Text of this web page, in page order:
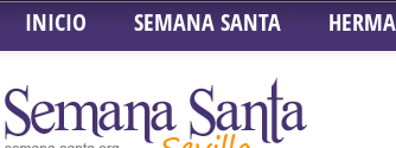
INICIO SEMANA SANTA